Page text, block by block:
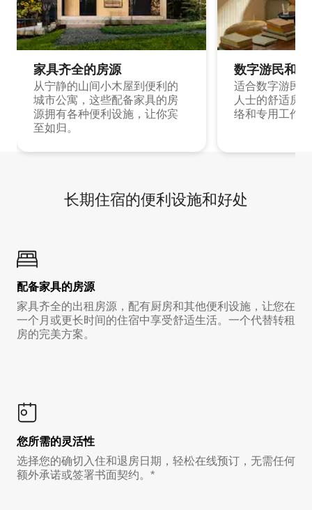
家具齐全的房源
从宁静的山间小木屋到便利的
城市公寓，这些配备家具的房
源拥有各种便利设施，让你宾
至如归。
数字游民和
适合数字游民
人士的舒适房
络和专用工作
长期住宿的便利设施和好处
配备家具的房源
家具齐全的出租房源，配有厨房和其他便利设施，让您在
一个月或更长时间的住宿中享受舒适生活。一个代替转租
房的完美方案。
您所需的灵活性
选择您的确切入住和退房日期，轻松在线预订，无需任何
额外承诺或签署书面契约。*